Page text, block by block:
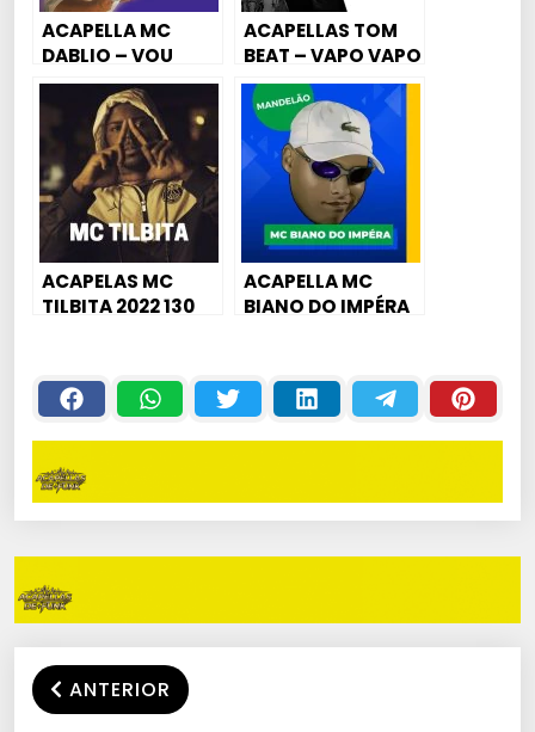
ACAPELLA MC
DABLIO – VOU
COLOCAR BEM
FORTE PRA
MACHUCAR￼
ACAPELLAS TOM
BEAT – VAPO VAPO
EXCLUSIVAS
ACAPELAS MC
TILBITA 2022 130
ACAPELLA MC
BIANO DO IMPÉRA
ANTERIOR